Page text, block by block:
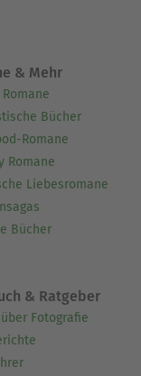
& Mehr
Bücher
Romane
Romane
Liebesromane
Bücher
& Ratgeber
Fotografie